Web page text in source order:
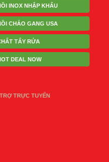
INOX NHẬP KHẨU
CHẢO GANG USA
TẨY RỬA
DEAL NOW
TRỰC TUYẾN